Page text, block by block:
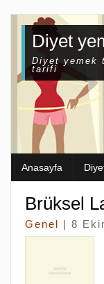
Diyet
Diyet yemek
tarifi
Anasayfa
Brüksel
Genel | 8